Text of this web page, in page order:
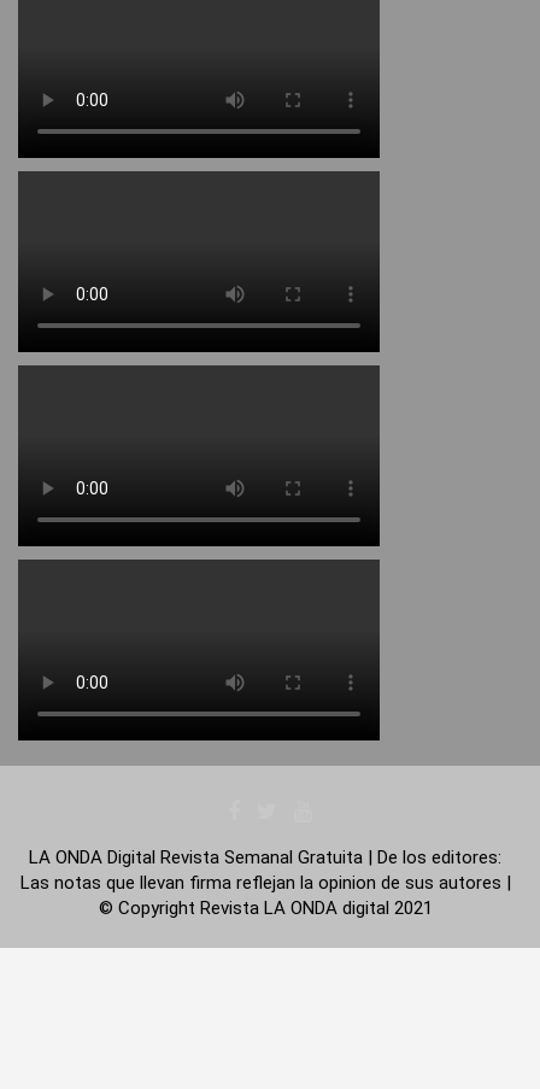
LA ONDA Digital Revista Semanal Gratuita | De los editores:
Las notas que llevan firma reflejan la opinion de sus autores |
© Copyright Revista LA ONDA digital 2021